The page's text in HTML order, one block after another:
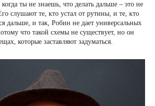
ты не знаешь, что делать дальше – это не
слушают те, кто устал от рутины, и те, кто
дальше, и так, Робин не дает универсальных
что такой схемы не существует, но он
которые заставляют задуматься.